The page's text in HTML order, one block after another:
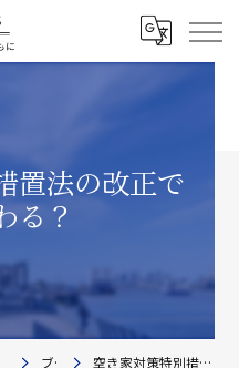
置法の改正で
る？
ブログ 空き家対策特別措置法の改正で何が変わる？